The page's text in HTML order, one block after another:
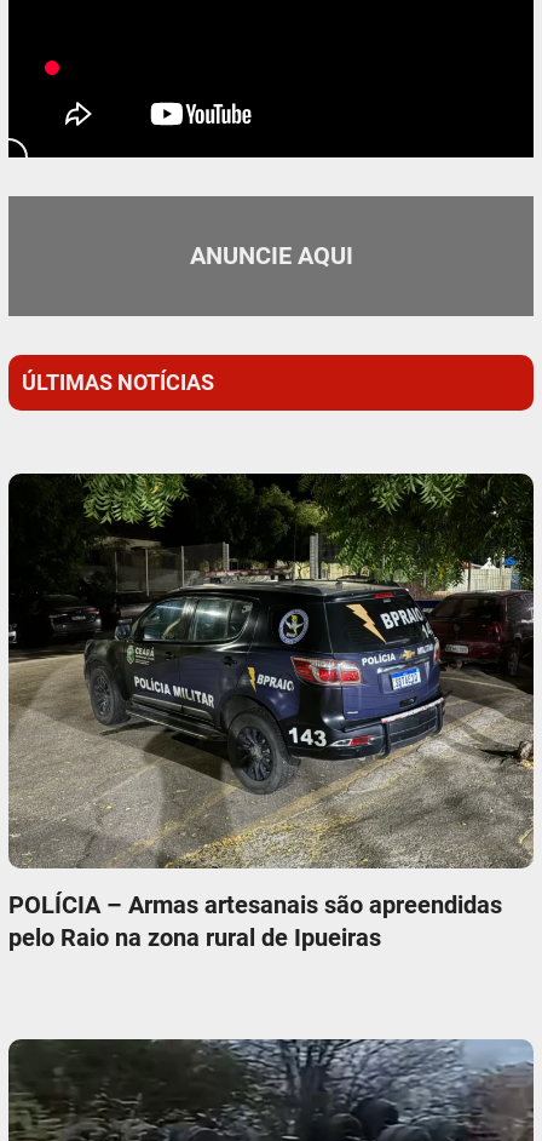
ANUNCIE AQUI
ÚLTIMAS NOTÍCIAS
POLÍCIA – Armas artesanais são apreendidas
pelo Raio na zona rural de Ipueiras